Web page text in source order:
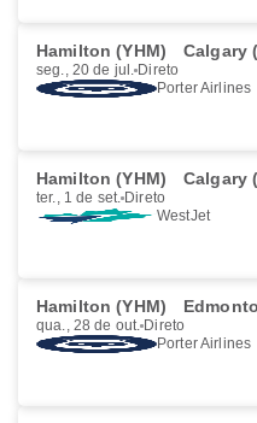
Hamilton (YHM) Calgary
seg., 20 de jul. Direto
Porter Airlines
Hamilton (YHM) Calgary
ter., 1 de set. Direto
WestJet
Hamilton (YHM)
qua., 28 de out. Direto
Porter Airlines